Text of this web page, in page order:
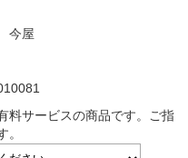
今屋
料サービスの商品です。ご指
。